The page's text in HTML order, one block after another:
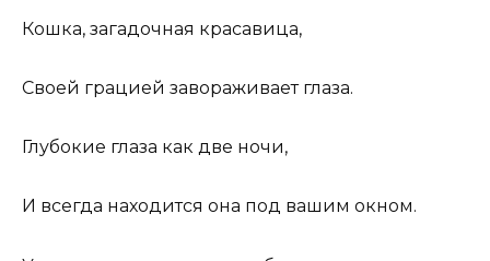
Кошка, загадочная красавица,
Своей грацией завораживает глаза.
Глубокие глаза как две ночи,
И всегда находится она под вашим окном.